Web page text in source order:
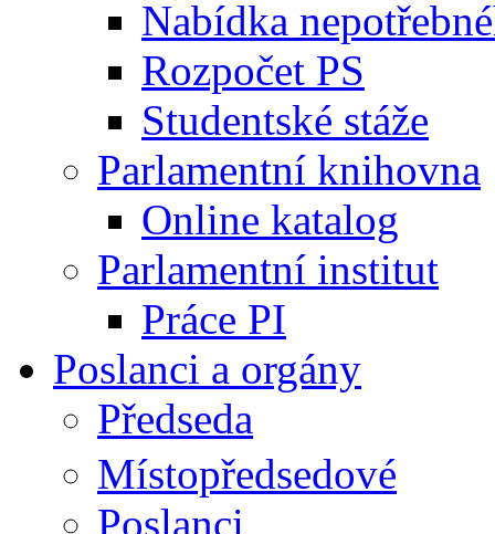
Nabídka
Rozpočet PS
Studentské stáže
Parlamentní knihovna
Online katalog
Parlamentní institut
Práce PI
Poslanci a orgány
Předseda
Místopředsedové
Poslanci